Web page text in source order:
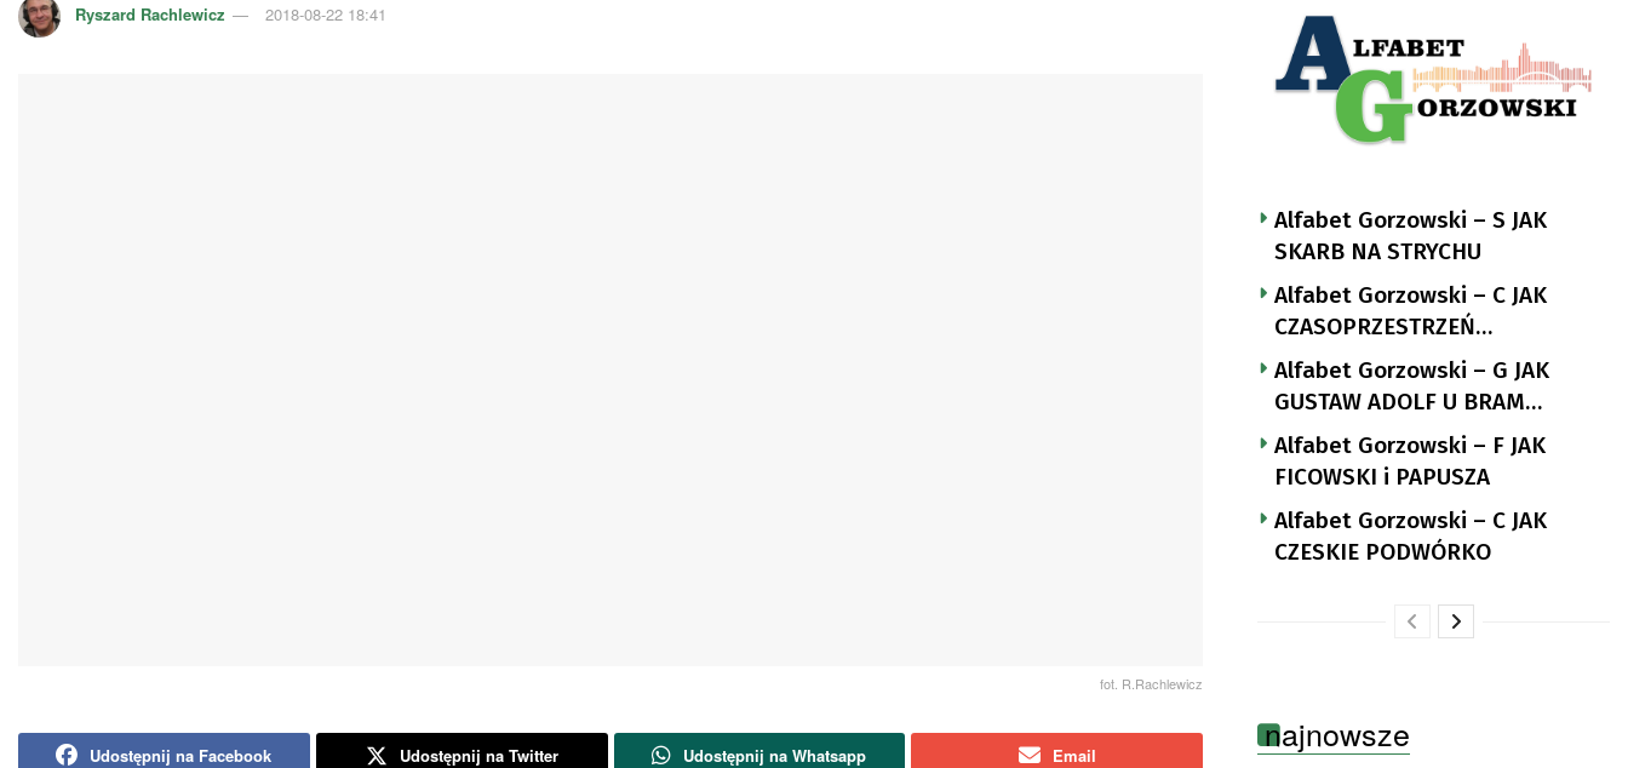
Ryszard Rachlewicz 2018-08-22 18:41
fot. R.Rachlewicz
Udostępnij na Facebook Udostępnij na Twitter Udostępnij na Whatsapp Email
Alfabet Gorzowski – S JAK
SKARB NA STRYCHU
Alfabet Gorzowski – C JAK
CZASOPRZESTRZEŃ
NUTTGENSA
Alfabet Gorzowski – G JAK
GUSTAW ADOLF U BRAM
LANDSBERGA
Alfabet Gorzowski – F JAK
FICOWSKI i PAPUSZA
Alfabet Gorzowski – C JAK
CZESKIE PODWÓRKO
najnowsze